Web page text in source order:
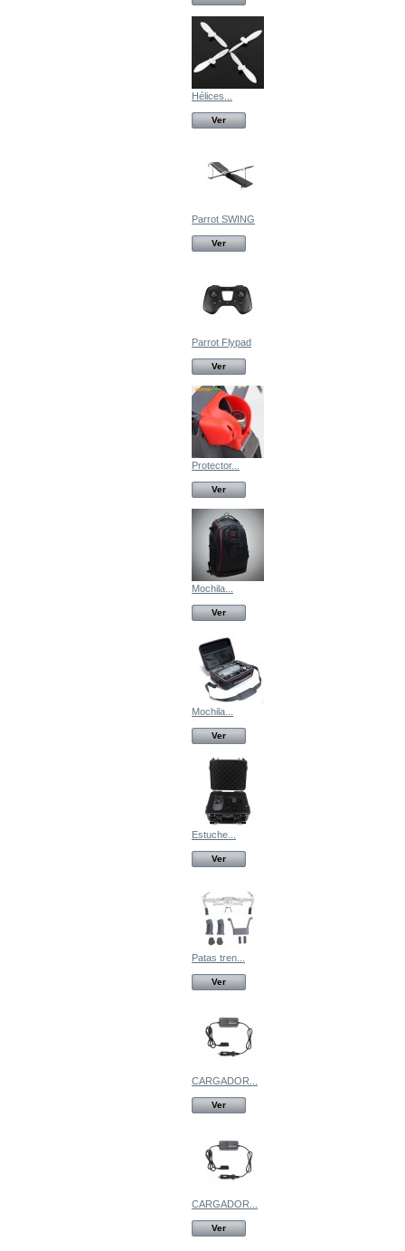
Hélices...
Ver
Parrot SWING
Ver
Parrot Flypad
Ver
Protector...
Ver
Mochila...
Ver
Mochila...
Ver
Estuche...
Ver
Patas tren...
Ver
CARGADOR...
Ver
CARGADOR...
Ver